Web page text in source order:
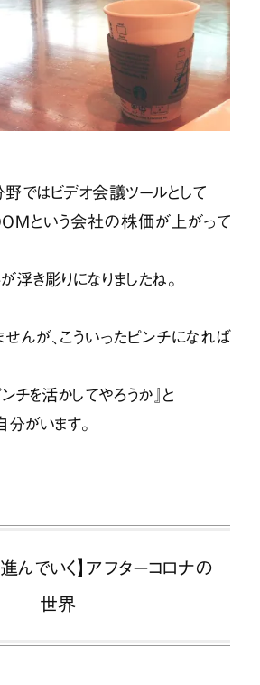
ではビデオ会議ツールとして
という会社の株価が上がって
浮き彫りになりましたね。
んが、こういったピンチになれば
チを活かしてやろうか』 と
分がいます。
んでいく】アフターコロナの
世界